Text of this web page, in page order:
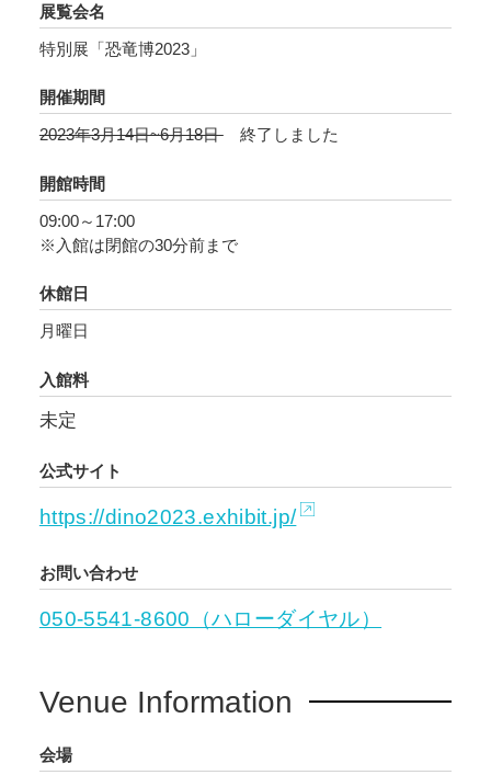
きなおします。
アンキロサウルス類の鎧竜・ズールです。その
実物化石はカナダ・ロイヤルオンタリオ博物館
は、頭骨から尾の棍棒まで揃って、アメリカの
約7600万年前の地層から発見されました。アン
キロサウルス類では初の事例です。全長約6mも
あり、アンキロサウルスと肩を並べる最大級の
鎧竜です。本展では、鎧竜類に特徴的な頭部か
ら背中を覆う装甲、尾の棍棒までを展示しま
す。
「攻」を代表する恐竜としては、ズールと同じ
時代に生きたゴルゴサウルス（ティラノサウル
ス類）の全身復元骨格もズールの全身復元骨格
と相対するように展示。当時の恐竜たちの
す。
2022年に新種と発表された、南半球の頂点的存
ラックスを、白亜紀最末期に北半球の生態系の
展覧会名
特別展「恐竜博2023」
開催期間
2023年3月14日~6月18日
終了しました
開館時間
09:00～17:00
※入館は閉館の30分前まで
休館日
月曜日
入館料
未定
公式サイト
https://dino2023.exhibit.jp/
お問い合わせ
050-5541-8600（ハローダイヤル）
Venue Information
会場